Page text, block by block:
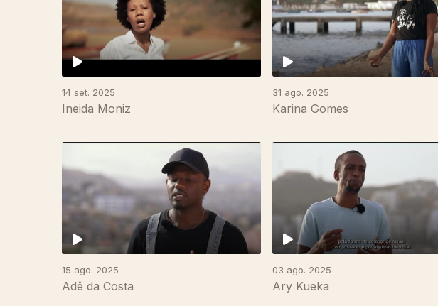
14 set. 2025
Ineida Moniz
31 ago. 2025
Karina Gomes
15 ago. 2025
Adê da Costa
03 ago. 2025
Ary Kueka